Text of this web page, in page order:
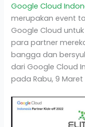
Google Cloud
merupakan event
Google Cloud
para partner
bangga dan
dari Google Cloud
pada Rabu, 9